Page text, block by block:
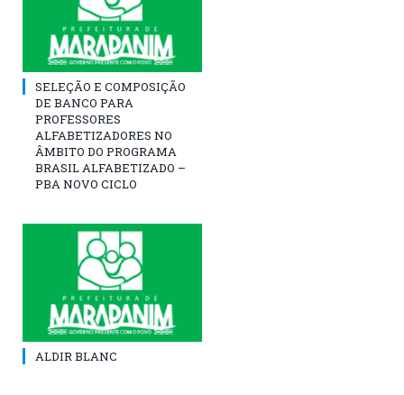
SELEÇÃO E COMPOSIÇÃO
DE BANCO PARA
PROFESSORES
ALFABETIZADORES NO
ÂMBITO DO PROGRAMA
BRASIL ALFABETIZADO –
PBA NOVO CICLO
ALDIR BLANC